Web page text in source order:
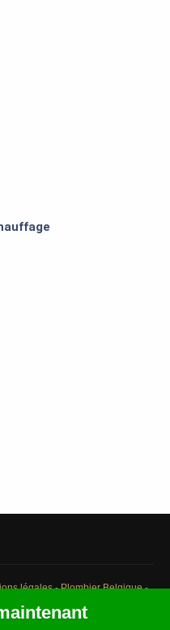
légales-Plombier Belgique-